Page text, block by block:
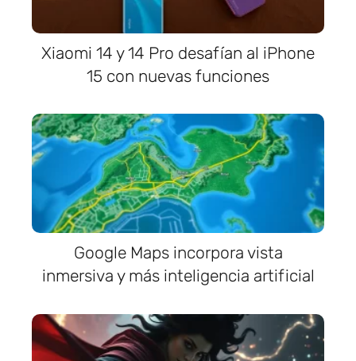
Xiaomi 14 y 14 Pro desafían al iPhone
15 con nuevas funciones
Google Maps incorpora vista
inmersiva y más inteligencia artificial